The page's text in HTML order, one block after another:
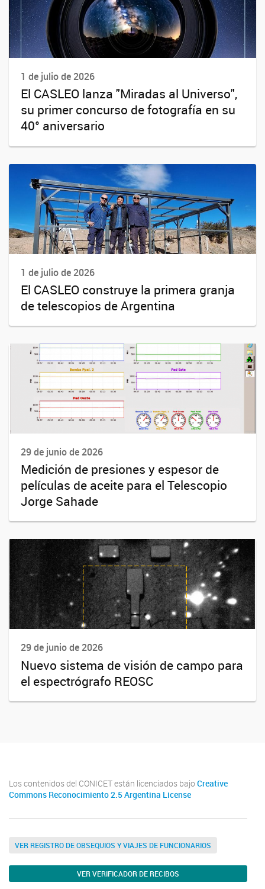
1 de julio de 2026
El CASLEO lanza "Miradas al Universo",
su primer concurso de fotografía en su
40° aniversario
1 de julio de 2026
El CASLEO construye la primera granja
de telescopios de Argentina
29 de junio de 2026
Medición de presiones y espesor de
películas de aceite para el Telescopio
Jorge Sahade
29 de junio de 2026
Nuevo sistema de visión de campo para
el espectrógrafo REOSC
Los contenidos del CONICET están licenciados bajo Creative
Commons Reconocimiento 2.5 Argentina License
VER REGISTRO DE OBSEQUIOS Y VIAJES DE FUNCIONARIOS
VER VERIFICADOR DE RECIBOS